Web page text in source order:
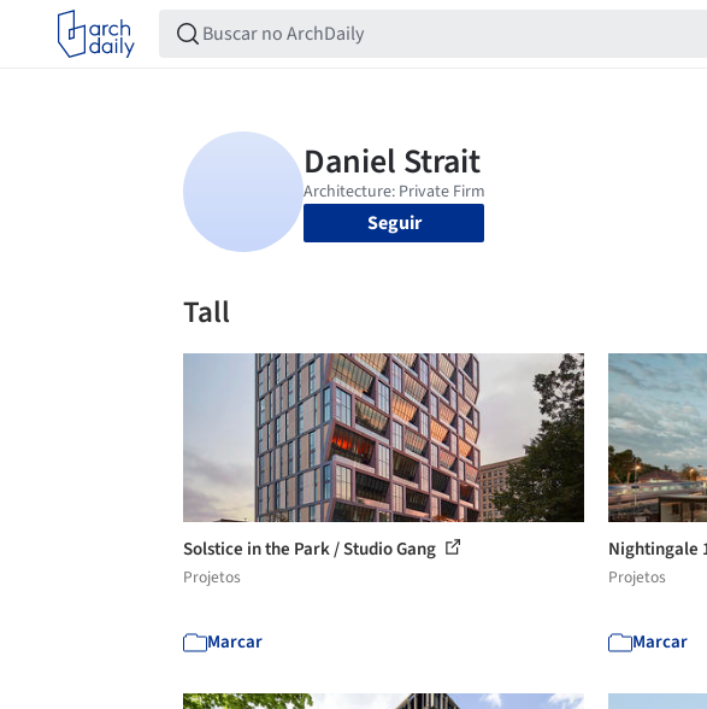
Seguir
Tall
Solstice in the Park / Studio Gang
Projetos
Marcar
Nightingale
Projetos
Marcar